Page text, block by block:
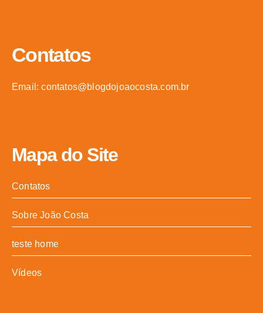
Contatos
Email: contatos@blogdojoaocosta.com.br
Mapa do Site
Contatos
Sobre João Costa
teste home
Vídeos